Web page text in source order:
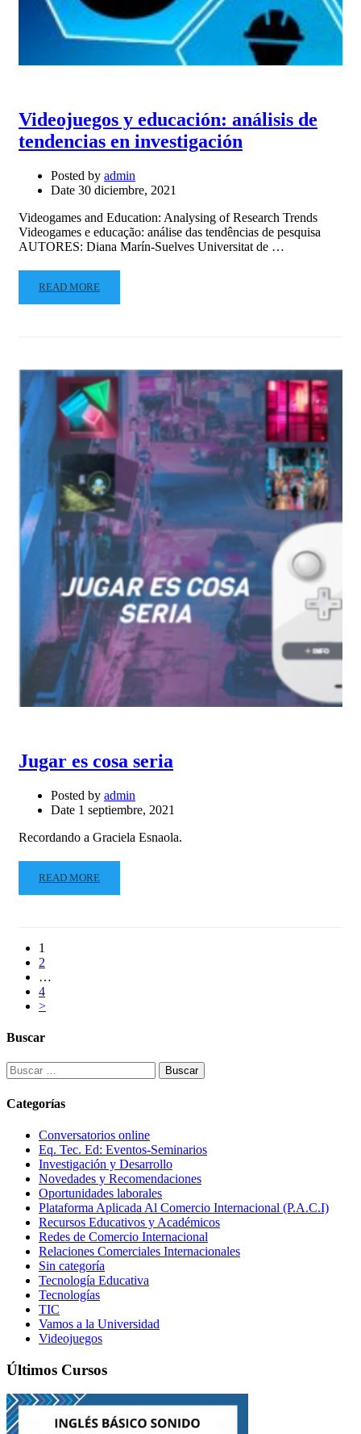
Videojuegos y educación: análisis de
tendencias en investigación
Posted by admin
Date 30 diciembre, 2021
Videogames and Education: Analysing of Research Trends
Videogames e educação: análise das tendências de pesquisa
AUTORES: Diana Marín-Suelves Universitat de …
READ MORE
Jugar es cosa seria
Posted by admin
Date 1 septiembre, 2021
Recordando a Graciela Esnaola.
READ MORE
1
2
…
4
>
Buscar
Buscar:
Categorías
Conversatorios online
Eq. Tec. Ed: Eventos-Seminarios
Investigación y Desarrollo
Novedades y Recomendaciones
Oportunidades laborales
Plataforma Aplicada Al Comercio Internacional (P.A.C.I)
Recursos Educativos y Académicos
Redes de Comercio Internacional
Relaciones Comerciales Internacionales
Sin categoría
Tecnología Educativa
Tecnologías
TIC
Vamos a la Universidad
Videojuegos
Últimos Cursos